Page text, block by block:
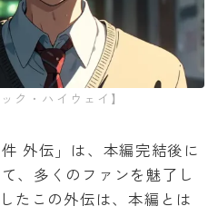
たのに
ク・ハイウェイ】
外伝」は、本編完結後に
、多くのファンを魅了し
たこの外伝は、本編とは